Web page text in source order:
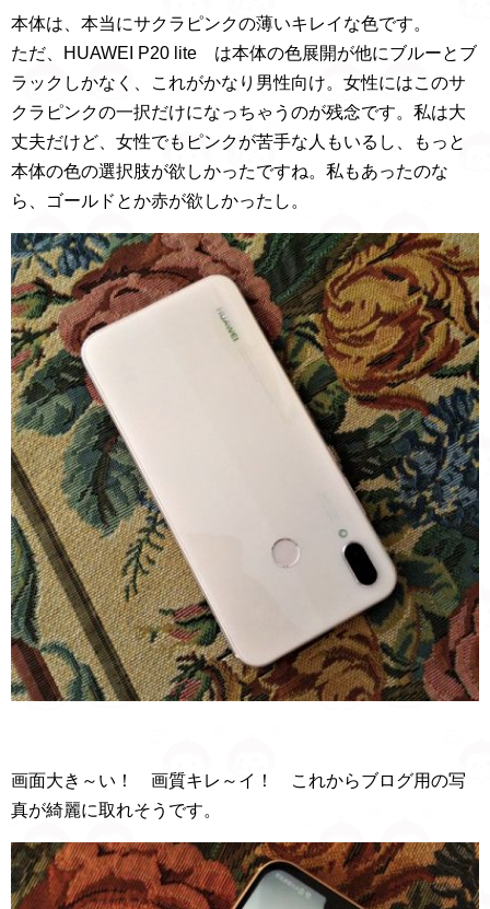
本体は、本当にサクラピンクの薄いキレイな色です。
ただ、HUAWEI P20 lite は本体の色展開が他にブルーとブ
ラックしかなく、これがかなり男性向け。女性にはこのサ
クラピンクの一択だけになっちゃうのが残念です。私は大
丈夫だけど、女性でもピンクが苦手な人もいるし、もっと
本体の色の選択肢が欲しかったですね。私もあったのな
ら、ゴールドとか赤が欲しかったし。
画面大き～い！ 画質キレ～イ！ これからブログ用の写
真が綺麗に取れそうです。